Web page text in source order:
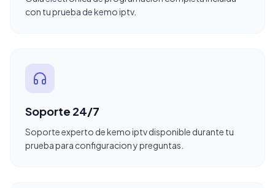
con tu prueba de kemo iptv.
Soporte 24/7
Soporte experto de kemo iptv disponible durante tu
prueba para configuracion y preguntas.